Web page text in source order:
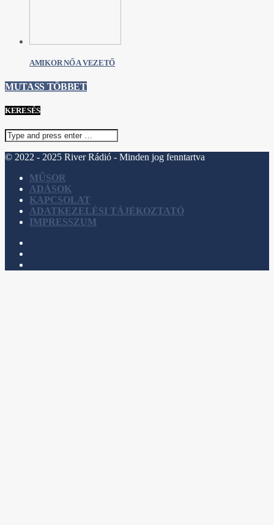
AMIKOR NŐ A VEZETŐ
MUTASS TÖBBET
KERESÉS
© 2022 - 2025 River Rádió - Minden jog fenntartva
MŰSOR
ADÁSOK
KAPCSOLAT
ADATKEZELÉSI TÁJÉKOZTATÓ
IMPRESSZUM